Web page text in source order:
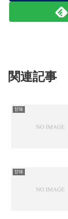
関連記事
甘味
甘味